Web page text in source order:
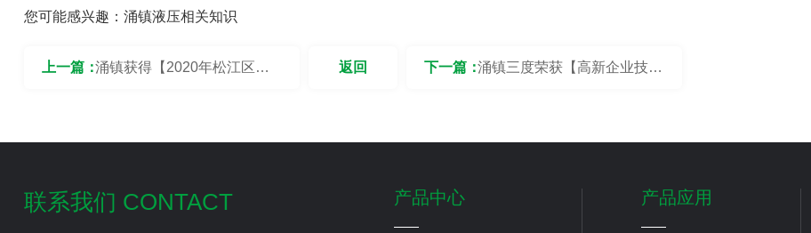
您可能感兴趣： 涌镇液压相关知识
上一篇：涌镇获得【2020年松江区专 下一篇：涌镇三度荣获【高新企业技术
返回
联系我们 CONTACT 产品中心 产品应用